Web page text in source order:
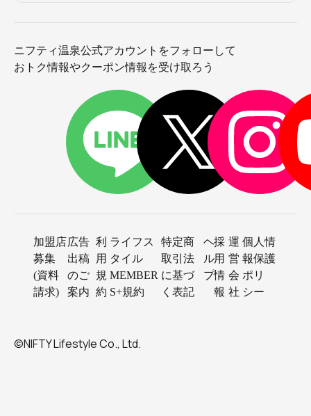
ニフティ温泉公式アカウントをフォローして
おトク情報やクーポン情報を受け取ろう
加盟店
募集
(資料
請求)
広告
出稿
のご
案内
利
用
規
約
ライフス
タイル
MEMBER
S+規約
特定商
取引法
に基づ
く表記
ヘ
ル
プ
採
用
情
報
運
営
会
社
個人情
報保護
ポリ
シー
©NIFTY Lifestyle Co., Ltd.